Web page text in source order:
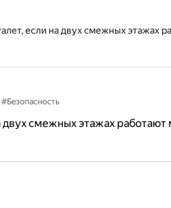
если на двух смежных этажах
#Безопасность
двух смежных этажах работают